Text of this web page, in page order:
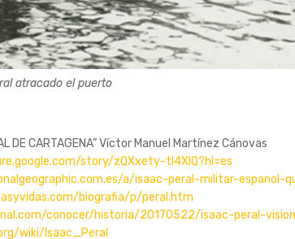
atracado el puerto
DE CARTAGENA” Víctor Manuel Martínez Cánovas
story/zQXxety-tI4XIQ?hl=es
a/isaac-peral-militar-
biografia/p/peral.htm
conocer/historia/20170522/isaac-peral-
wiki/Isaac_Peral